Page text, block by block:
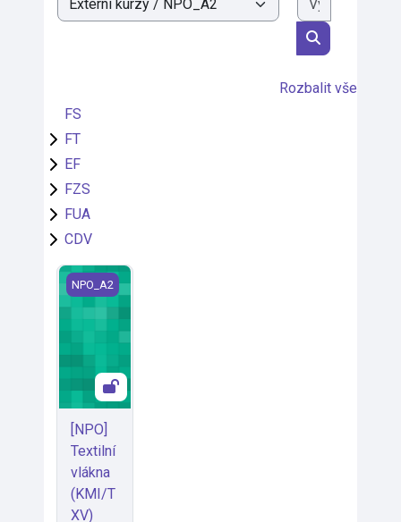
Kategorie kurzů
Vyhledat
Rozbalit vše
FS
FT
EF
FZS
FUA
CDV
[NPO] Textilní vlákna (KMI/TXV)
NPO_A2
[NPO]
Textilní
vlákna
(KMI/T
XV)